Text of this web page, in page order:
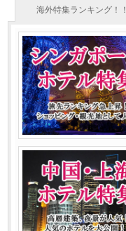
海外特集ランキング！！